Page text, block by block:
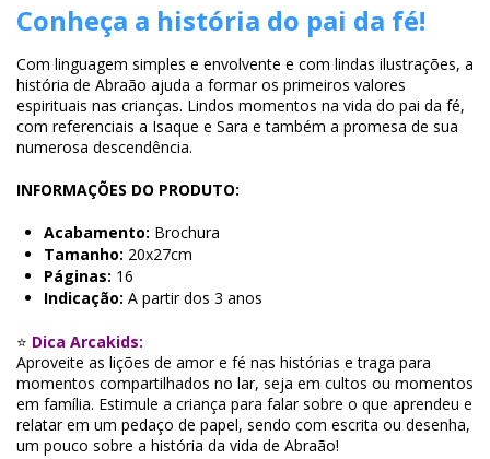
Conheça a história do pai da fé!
Com linguagem simples e envolvente e com lindas ilustrações, a
história de Abraão ajuda a formar os primeiros valores
espirituais nas crianças. Lindos momentos na vida do pai da fé,
com referenciais a Isaque e Sara e também a promesa de sua
numerosa descendência.
INFORMAÇÕES DO PRODUTO:
Acabamento: Brochura
Tamanho: 20x27cm
Páginas: 16
Indicação: A partir dos 3 anos
⭐ Dica Arcakids:
Aproveite as lições de amor e fé nas histórias e traga para
momentos compartilhados no lar, seja em cultos ou momentos
em família. Estimule a criança para falar sobre o que aprendeu e
relatar em um pedaço de papel, sendo com escrita ou desenha,
um pouco sobre a história da vida de Abraão!